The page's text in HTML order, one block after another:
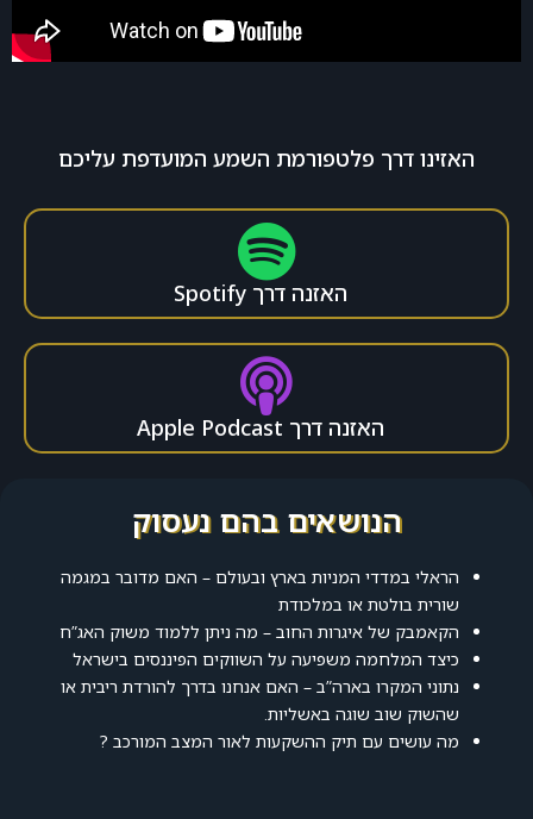
האזינו דרך פלטפורמת השמע המועדפת עליכם
האזנה דרך Spotify
האזנה דרך Apple Podcast
הנושאים בהם נעסוק
הראלי במדדי המניות בארץ ובעולם – האם מדובר במגמה
שורית בולטת או במלכודת
הקאמבק של איגרות החוב – מה ניתן ללמוד משוק האג”ח
כיצד המלחמה משפיעה על השווקים הפיננסים בישראל
נתוני המקרו בארה”ב – האם אנחנו בדרך להורדת ריבית או
שהשוק שוב שוגה באשליות.
מה עושים עם תיק ההשקעות לאור המצב המורכב ?